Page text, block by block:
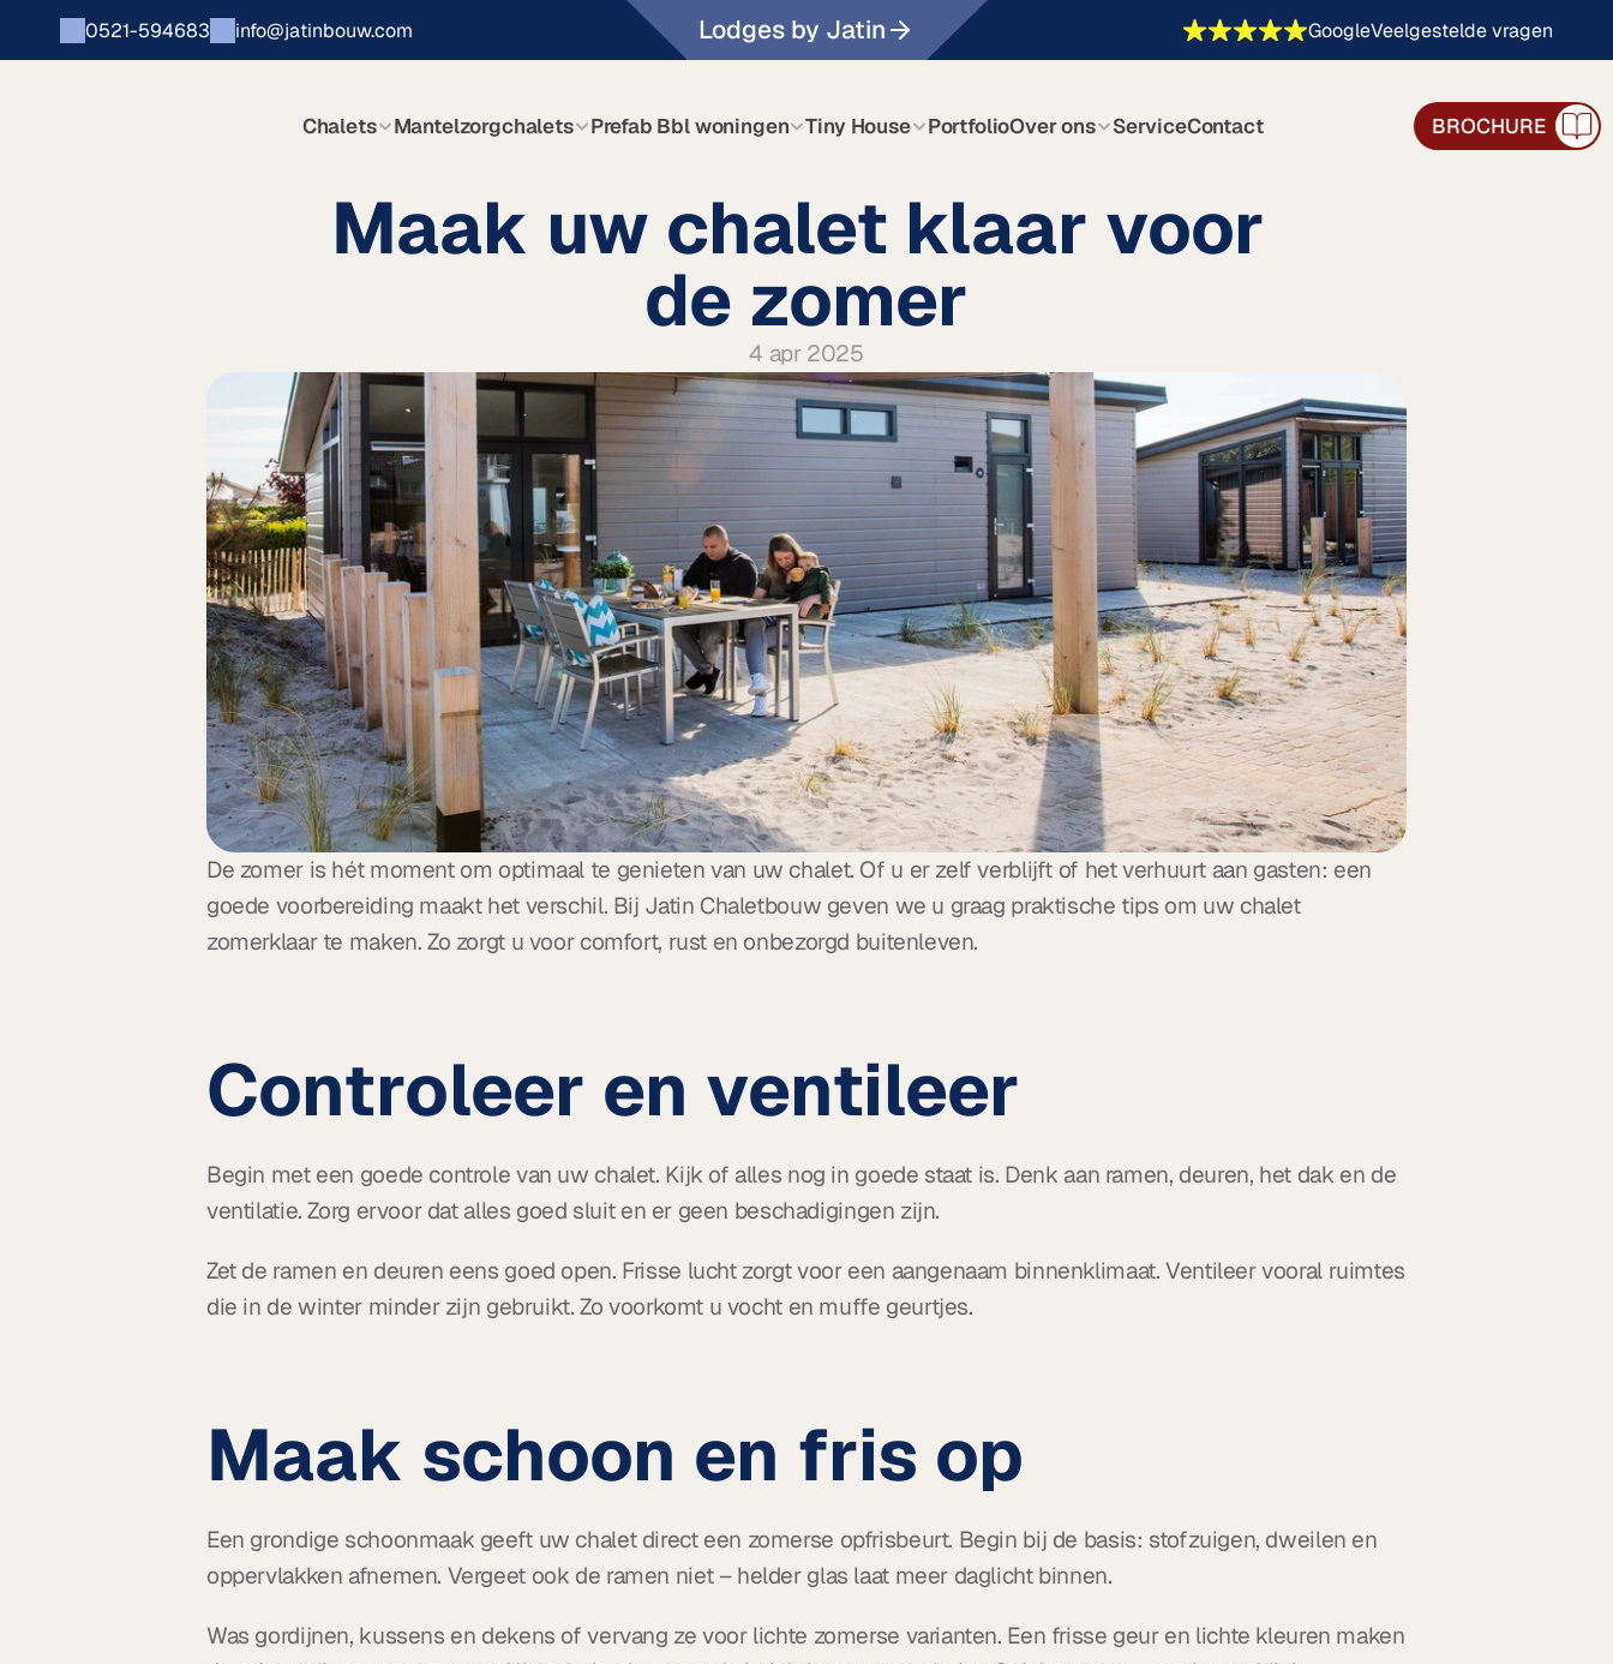
0521-594683 info@jatinbouw.com Lodges by Jatin GoogleVeelgestelde vragen
Chalets Mantelzorgchalets Prefab Bbl woningen Tiny House PortfolioOver ons ServiceContact BROCHURE
Maak uw chalet klaar voor
de zomer
4 apr 2025
De zomer is hét moment om optimaal te genieten van uw chalet. Of u er zelf verblijft of het verhuurt aan gasten: een
goede voorbereiding maakt het verschil. Bij Jatin Chaletbouw geven we u graag praktische tips om uw chalet
zomerklaar te maken. Zo zorgt u voor comfort, rust en onbezorgd buitenleven.
Controleer en ventileer
Begin met een goede controle van uw chalet. Kijk of alles nog in goede staat is. Denk aan ramen, deuren, het dak en de
ventilatie. Zorg ervoor dat alles goed sluit en er geen beschadigingen zijn.
Zet de ramen en deuren eens goed open. Frisse lucht zorgt voor een aangenaam binnenklimaat. Ventileer vooral ruimtes
die in de winter minder zijn gebruikt. Zo voorkomt u vocht en muffe geurtjes.
Maak schoon en fris op
Een grondige schoonmaak geeft uw chalet direct een zomerse opfrisbeurt. Begin bij de basis: stofzuigen, dweilen en
oppervlakken afnemen. Vergeet ook de ramen niet – helder glas laat meer daglicht binnen.
Was gordijnen, kussens en dekens of vervang ze voor lichte zomerse varianten. Een frisse geur en lichte kleuren maken